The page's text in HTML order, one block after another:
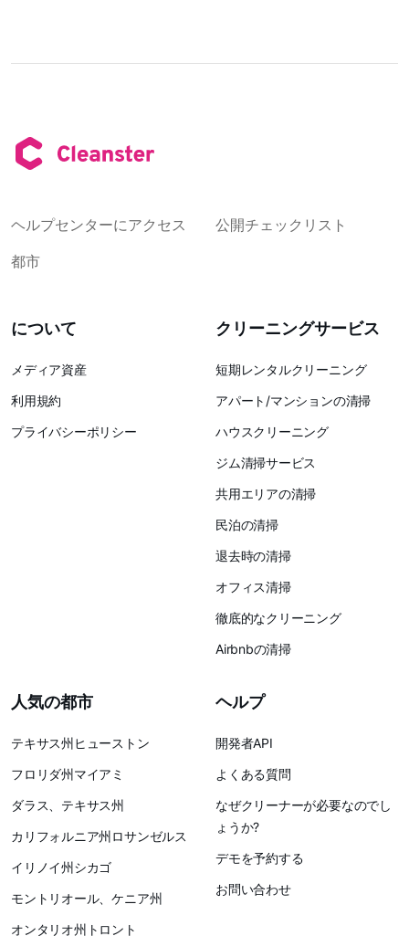
ヘルプセンターにアクセス
公開チェックリスト
都市
について
メディア資産
利用規約
プライバシーポリシー
クリーニングサービス
短期レンタルクリーニング
アパート/マンションの清掃
ハウスクリーニング
ジム清掃サービス
共用エリアの清掃
民泊の清掃
退去時の清掃
オフィス清掃
徹底的なクリーニング
Airbnbの清掃
人気の都市
テキサス州ヒューストン
フロリダ州マイアミ
ダラス、テキサス州
カリフォルニア州ロサンゼルス
イリノイ州シカゴ
モントリオール、ケニア州
オンタリオ州トロント
ヘルプ
開発者API
よくある質問
なぜクリーナーが必要なのでし
ょうか?
デモを予約する
お問い合わせ